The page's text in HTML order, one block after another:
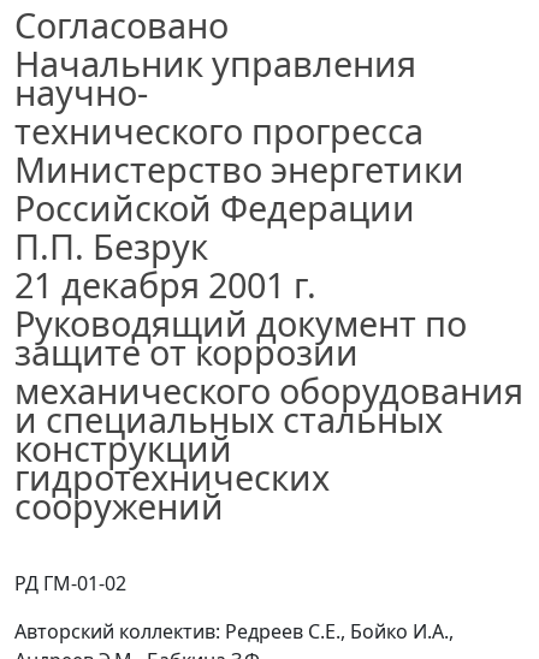
Согласовано
Начальник управления
научно-
технического прогресса
Министерство энергетики
Российской Федерации
П.П. Безрук
21 декабря 2001 г.
Руководящий документ по
защите от коррозии
механического оборудования
и специальных стальных
конструкций
гидротехнических
сооружений
РД ГМ-01-02
Авторский коллектив: Редреев С.Е., Бойко И.А.,